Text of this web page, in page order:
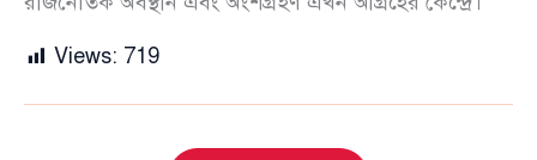
Views: 719